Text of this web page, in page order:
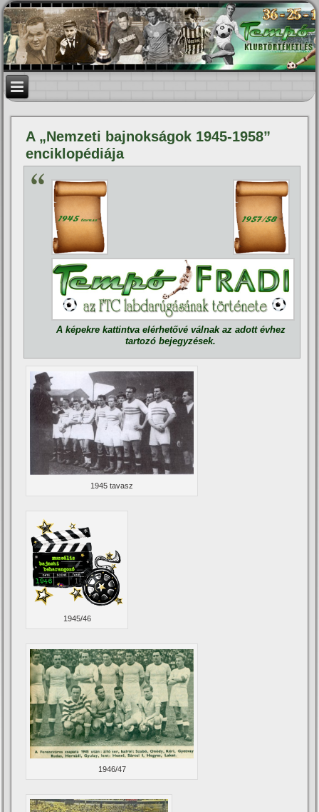
A „Nemzeti bajnokságok 1945-1958”
enciklopédiája
A képekre kattintva elérhetővé válnak az adott évhez
tartozó bejegyzések.
1945 tavasz
1945/46
1946/47